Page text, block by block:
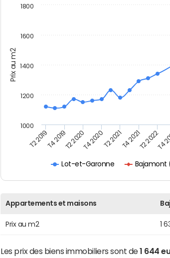
Prix au m2
Lot-et-Garonne Bajamont
T2 2019T4 2019T2 2020T4 2020T2 2021T4 2021T2 2022T4
1000
1200
1400
1600
1800
Appartements et maisons
Prix au m2 1
Les prix des biens immobiliers sont de1 644